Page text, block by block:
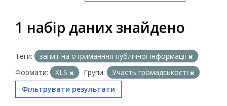
1 набір даних знайдено
Теги:
запит на отриманння публічної інформації
Формати:
XLS Групи:
Участь громадськості
Фільтрувати результати